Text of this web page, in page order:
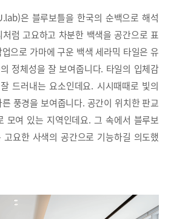
은 블루보틀을 한국의 순백으로 해석
럼 고요하고 차분한 백색을 공간으로 표
으로 가마에 구운 백색 세라믹 타일은 유
정체성을 잘 보여줍니다. 타일의 입체감
드러내는 요소인데요. 시시때때로 빛의
풍경을 보여줍니다. 공간이 위치한 판교
모여 있는 지역인데요. 그 속에서 블루보
요한 사색의 공간으로 기능하길 의도했